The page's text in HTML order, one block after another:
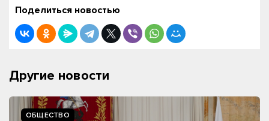
Поделиться новостью
Другие новости
ОБЩЕСТВО